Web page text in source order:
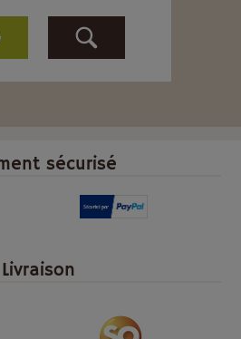
sécurisé
Livraison